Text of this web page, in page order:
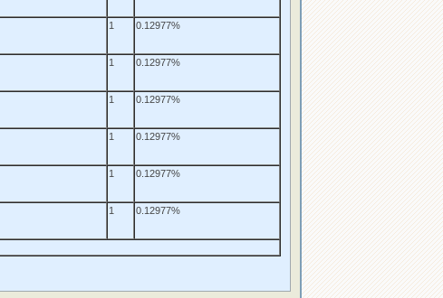
1 0.12977%
1 0.12977%
1 0.12977%
1 0.12977%
1 0.12977%
1 0.12977%